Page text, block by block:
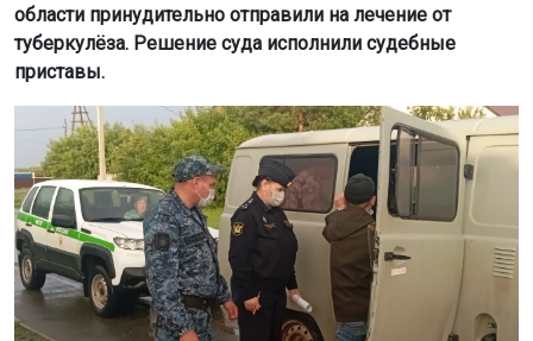
области принудительно отправили на лечение от
туберкулёза. Решение суда исполнили судебные
приставы.